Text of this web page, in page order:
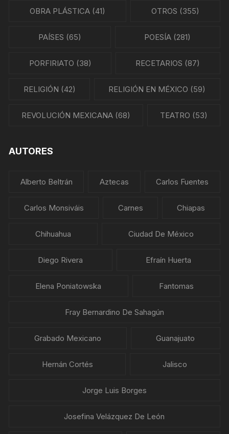
OBRA PLÁSTICA (41) OTROS (355)
PAÍSES (65) POESÍA (281)
PORFIRIATO (38) RECETARIOS (87)
RELIGIÓN (42) RELIGIÓN EN MÉXICO (59)
REVOLUCIÓN MEXICANA (68) TEATRO (53)
AUTORES
Alberto Beltrán Aztecas Carlos Fuentes
Carlos Monsiváis Carnes Chiapas
Chihuahua Ciudad De México
Diego Rivera Efraín Huerta
Elena Poniatowska Fantomas
Fray Bernardino De Sahagún
Grabado Mexicano Guanajuato
Hernán Cortés Jalisco
Jorge Luis Borges
Josefina Velázquez De León